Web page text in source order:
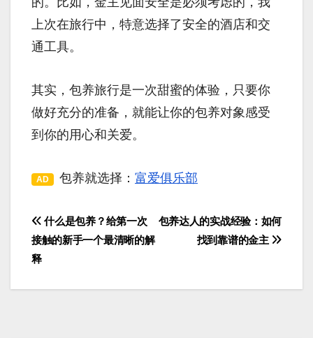
上次在旅行中，特意选择了安全的酒店和交
通工具。
其实，包养旅行是一次甜蜜的体验，只要你
做好充分的准备，就能让你的包养对象感受
到你的用心和关爱。
AD 包养就选择： 富爱俱乐部
文
章
航
包养达人的实战经验：如何
找到靠谱的金主
什么是包养？给第一次
接触的新手一个最清晰的解
释